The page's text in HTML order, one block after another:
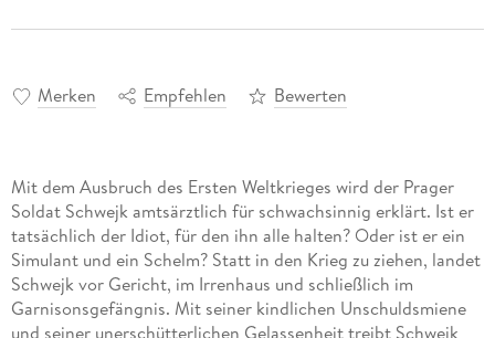
Merken Empfehlen Bewerten
Mit dem Ausbruch des Ersten Weltkrieges wird der Prager
Soldat Schwejk amtsärztlich für schwachsinnig erklärt. Ist er
tatsächlich der Idiot, für den ihn alle halten? Oder ist er ein
Simulant und ein Schelm? Statt in den Krieg zu ziehen, landet
Schwejk vor Gericht, im Irrenhaus und schließlich im
Garnisonsgefängnis. Mit seiner kindlichen Unschuldsmiene
und seiner unerschütterlichen Gelassenheit treibt Schwejk